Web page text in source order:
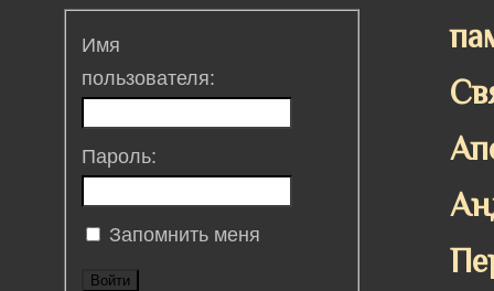
Имя
пользователя:
Пароль:
Запомнить меня
Войти